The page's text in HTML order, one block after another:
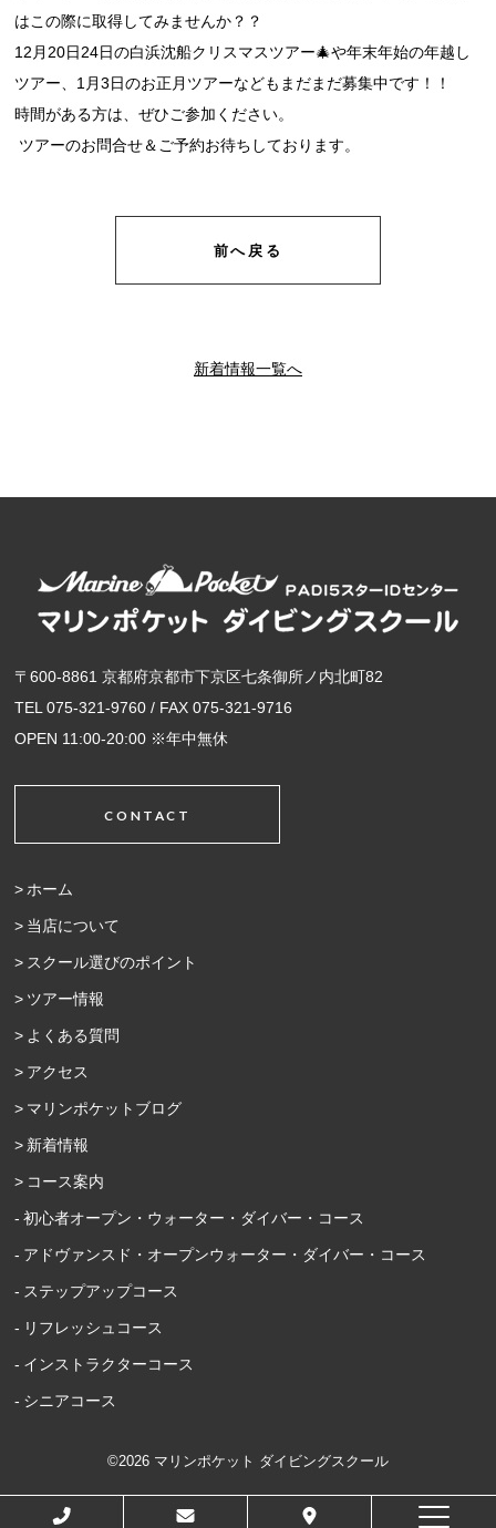
はこの際に取得してみませんか？？
12月20日24日の白浜沈船クリスマスツアー🎄や年末年始の年越し
ツアー、1月3日のお正月ツアーなどもまだまだ募集中です！！
時間がある方は、ぜひご参加ください。
ツアーのお問合せ＆ご予約お待ちしております。
前へ戻る
新着情報一覧へ
〒600-8861 京都府京都市下京区七条御所ノ内北町82
TEL 075-321-9760 / FAX 075-321-9716
OPEN 11:00-20:00 ※年中無休
CONTACT
ホーム
当店について
スクール選びのポイント
ツアー情報
よくある質問
アクセス
マリンポケットブログ
新着情報
コース案内
初心者オープン・ウォーター・ダイバー・コース
アドヴァンスド・オープンウォーター・ダイバー・コース
ステップアップコース
リフレッシュコース
インストラクターコース
シニアコース
©2026 マリンポケット ダイビングスクール